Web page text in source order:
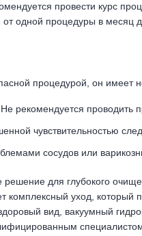
провести курс
одной процедуры в месяц
процедурой, он имеет
рекомендуется проводить
чувствительностью
сосудов или
для глубокого
комплексный уход, который
вид, вакуумный